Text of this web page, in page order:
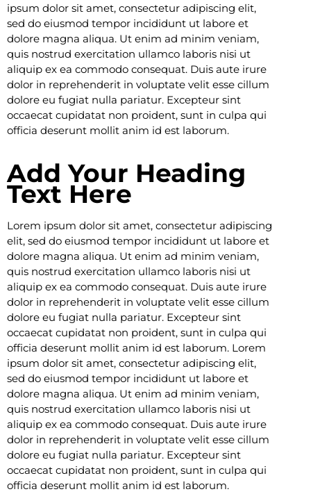
ipsum dolor sit amet, consectetur adipiscing elit,
sed do eiusmod tempor incididunt ut labore et
dolore magna aliqua. Ut enim ad minim veniam,
quis nostrud exercitation ullamco laboris nisi ut
aliquip ex ea commodo consequat. Duis aute irure
dolor in reprehenderit in voluptate velit esse cillum
dolore eu fugiat nulla pariatur. Excepteur sint
occaecat cupidatat non proident, sunt in culpa qui
officia deserunt mollit anim id est laborum.
Add Your Heading
Text Here
Lorem ipsum dolor sit amet, consectetur adipiscing
elit, sed do eiusmod tempor incididunt ut labore et
dolore magna aliqua. Ut enim ad minim veniam,
quis nostrud exercitation ullamco laboris nisi ut
aliquip ex ea commodo consequat. Duis aute irure
dolor in reprehenderit in voluptate velit esse cillum
dolore eu fugiat nulla pariatur. Excepteur sint
occaecat cupidatat non proident, sunt in culpa qui
officia deserunt mollit anim id est laborum. Lorem
ipsum dolor sit amet, consectetur adipiscing elit,
sed do eiusmod tempor incididunt ut labore et
dolore magna aliqua. Ut enim ad minim veniam,
quis nostrud exercitation ullamco laboris nisi ut
aliquip ex ea commodo consequat. Duis aute irure
dolor in reprehenderit in voluptate velit esse cillum
dolore eu fugiat nulla pariatur. Excepteur sint
occaecat cupidatat non proident, sunt in culpa qui
officia deserunt mollit anim id est laborum.